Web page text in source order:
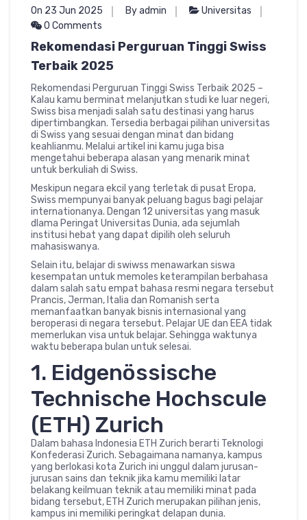
On 23 Jun 2025 By admin
Universitas
0 Comments
Rekomendasi Perguruan Tinggi Swiss
Terbaik 2025
Rekomendasi Perguruan Tinggi Swiss Terbaik 2025 –
Kalau kamu berminat melanjutkan studi ke luar negeri,
Swiss bisa menjadi salah satu destinasi yang harus
dipertimbangkan. Tersedia berbagai pilihan universitas
di Swiss yang sesuai dengan minat dan bidang
keahlianmu. Melalui artikel ini kamu juga bisa
mengetahui beberapa alasan yang menarik minat
untuk berkuliah di Swiss.
Meskipun negara ekcil yang terletak di pusat Eropa,
Swiss mempunyai banyak peluang bagus bagi pelajar
internationanya. Dengan 12 universitas yang masuk
dlama Peringat Universitas Dunia, ada sejumlah
institusi hebat yang dapat dipilih oleh seluruh
mahasiswanya.
Selain itu, belajar di swiwss menawarkan siswa
kesempatan untuk memoles keterampilan berbahasa
dalam salah satu empat bahasa resmi negara tersebut
Prancis, Jerman, Italia dan Romanish serta
memanfaatkan banyak bisnis internasional yang
beroperasi di negara tersebut. Pelajar UE dan EEA tidak
memerlukan visa untuk belajar. Sehingga waktunya
waktu beberapa bulan untuk selesai.
1. Eidgenössische
Technische Hochscule
(ETH) Zurich
Dalam bahasa Indonesia ETH Zurich berarti Teknologi
Konfederasi Zurich. Sebagaimana namanya, kampus
yang berlokasi kota Zurich ini unggul dalam jurusan-
jurusan sains dan teknik jika kamu memiliki latar
belakang keilmuan teknik atau memiliki minat pada
bidang tersebut, ETH Zurich merupakan pilihan jenis,
kampus ini memiliki peringkat delapan dunia.